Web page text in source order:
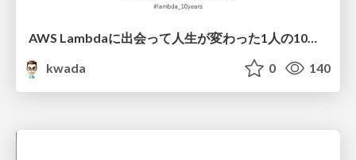
AWS Lambdaに出会って人生が変わった 1人の10年間 /awslambda10th
kwada
0 140